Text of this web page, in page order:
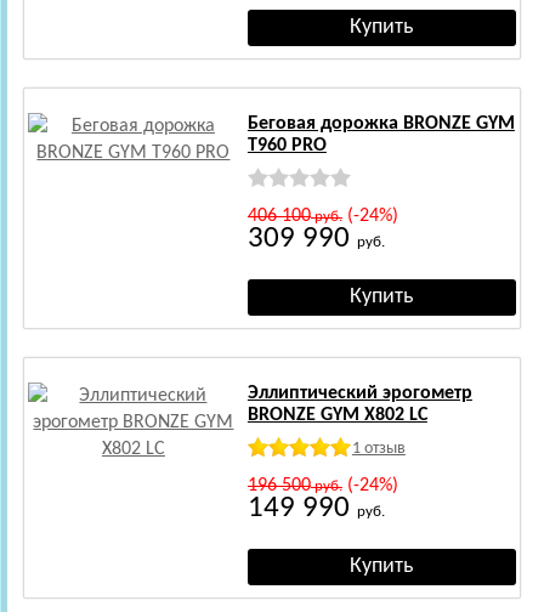
Беговая дорожка BRONZE GYM
T960 PRO
406 100руб.(-24%)
309 990 руб.
Эллиптический эрогометр
BRONZE GYM X802 LC
1 отзыв
196 500руб.(-24%)
149 990 руб.